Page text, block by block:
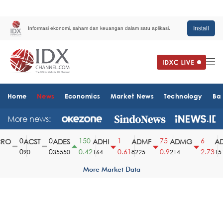
Informasi ekonomi, saham dan keuangan dalam satu aplikasi. Install
Home News Economics Market News Technology
More news:
ACST
90
ADES
35550
150
0.42
ADHI
164
0.61
ADMF
8225
75
0.9
ADMG
214
2.731510
More Market Data